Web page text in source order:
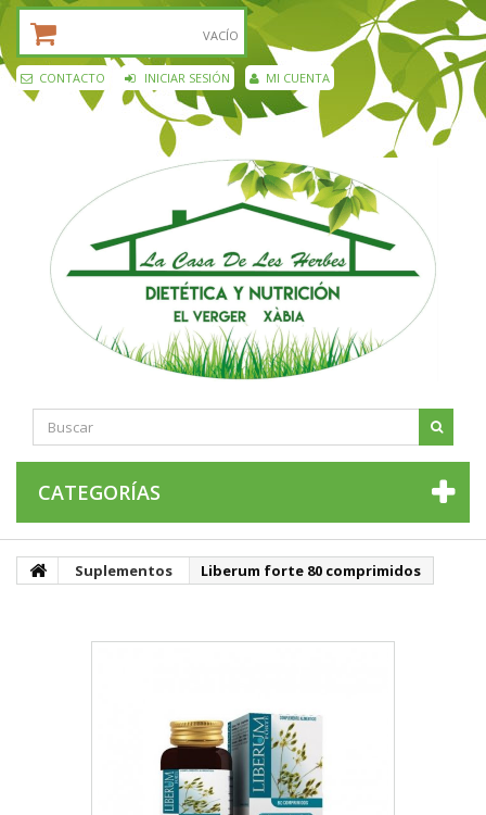
VACÍO
CONTACTO INICIAR SESIÓN MI CUENTA
CATEGORÍAS
Suplementos Liberum forte 80 comprimidos